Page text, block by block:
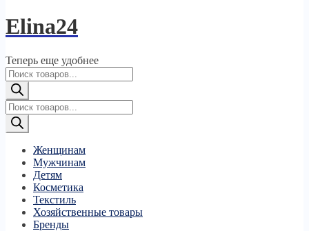
Elina24
Теперь еще удобнее
Поиск
товаров
Поиск
товаров
Женщинам
Мужчинам
Детям
Косметика
Текстиль
Хозяйственные товары
Бренды